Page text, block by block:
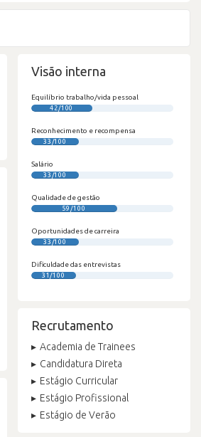
Visão interna
Equilíbrio trabalho/vida pessoal
42/100
Reconhecimento e recompensa
33/100
Salário
33/100
Qualidade de gestão
59/100
Oportunidades de carreira
33/100
Dificuldade das entrevistas
31/100
Recrutamento
Academia de Trainees
Candidatura Direta
Estágio Curricular
Estágio Profissional
Estágio de Verão